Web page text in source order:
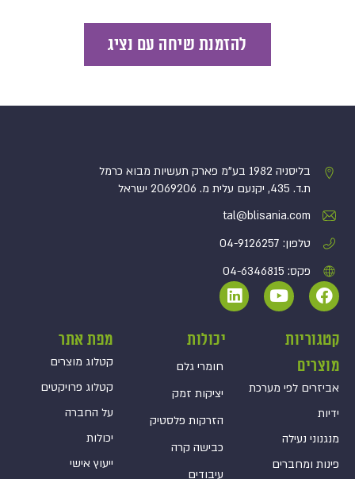
להזמנת שיחה עם נציג
בליסניה 1982 בע”מ פארק תעשיות מבוא כרמל
ת.ד. 435, יקנעם עלית מ. 2069206 ישראל
tal@blisania.com‏
טלפון: 04-9126257
פקס: 04-6346815
קטגוריות
מוצרים
אביזרים לפי מערכת
ידיות
מנגנוני נעילה
פינות ומחברים
יכולות
חומרי גלם
יציקות זמק
הזרקות פלסטיק
כבישה קרה
עיבודים
מפת אתר
קטלוג מוצרים
קטלוג פרויקטים
על החברה
יכולות
ייעוץ אישי